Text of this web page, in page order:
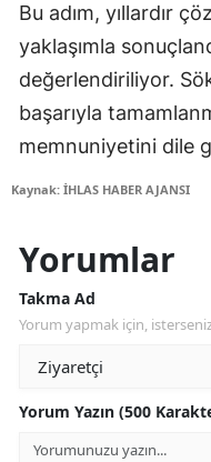
Bu adım, yıllardır
yaklaşımla
değerlendiriliyor.
başarıyla
memnuniyetini dile
Kaynak: İHLAS HABER AJANSI
Yorumlar
Takma Ad
Yorum yapmak için,
Yorum Yazın (500